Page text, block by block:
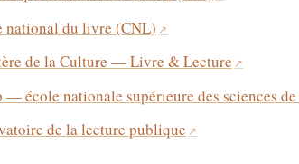
national du livre (CNL)
de la Culture — Livre & Lecture
— école nationale supérieure des sciences
de la lecture publique